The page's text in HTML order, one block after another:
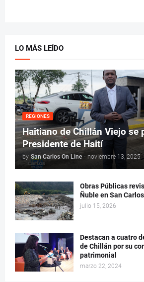
LO MÁS LEÍDO
REGIONES
Haitiano de Chillán Viejo se
Presidente de Haití
by San Carlos On Line - noviembre 13, 2025
Obras Públicas
Ñuble en San Carlos
julio 15, 2026
Destacan a cuatro
de Chillán por su
patrimonial
marzo 22, 2024